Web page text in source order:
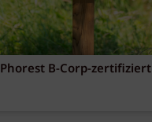
Phorest B-Corp-zertifiziert